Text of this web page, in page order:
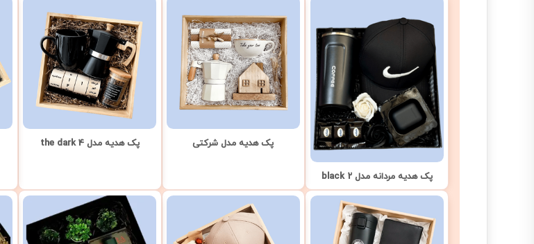
پک هدیه مردانه مدل black 2
پک هدیه مدل شرکتی پک هدیه مدل the dark 4